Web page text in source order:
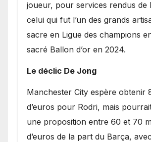
joueur, pour services rendus de
celui qui fut l’un des grands
sacre en Ligue des champions
sacré Ballon d’or en 2024.
Le déclic De Jong
​Manchester City espère obtenir
d’euros pour Rodri, mais
une proposition entre 60 et 70
d’euros de la part du Barça,